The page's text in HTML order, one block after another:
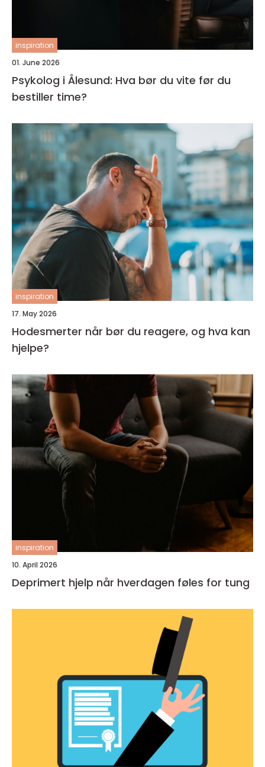
inspiration
01. June 2026
Psykolog i Ålesund: Hva bør du vite før du
bestiller time?
inspiration
17. May 2026
Hodesmerter når bør du reagere, og hva kan
hjelpe?
inspiration
10. April 2026
Deprimert hjelp når hverdagen føles for tung